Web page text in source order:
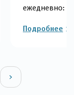
ежедневно:
Подробнее